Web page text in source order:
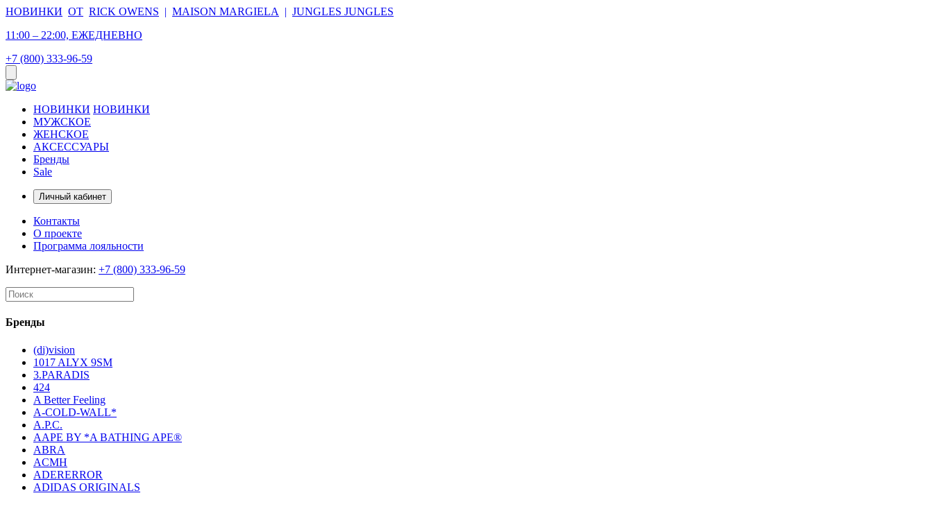
НОВИНКИ ОТ RICK OWENS | MAISON MARGIELA | JUNGLES JUNGLES
11:00 – 22:00, ЕЖЕДНЕВНО
+7 (800) 333-96-59
НОВИНКИ НОВИНКИ
МУЖСКОЕ
ЖЕНСКОЕ
АКСЕССУАРЫ
Бренды
Sale
Личный кабинет
Контакты
О проекте
Программа лояльности
Интернет-магазин: +7 (800) 333-96-59
Бренды
(di)vision
1017 ALYX 9SM
3.PARADIS
424
A Better Feeling
A-COLD-WALL*
A.P.C.
AAPE BY *A BATHING APE®
ABRA
ACMH
ADERERROR
ADIDAS ORIGINALS